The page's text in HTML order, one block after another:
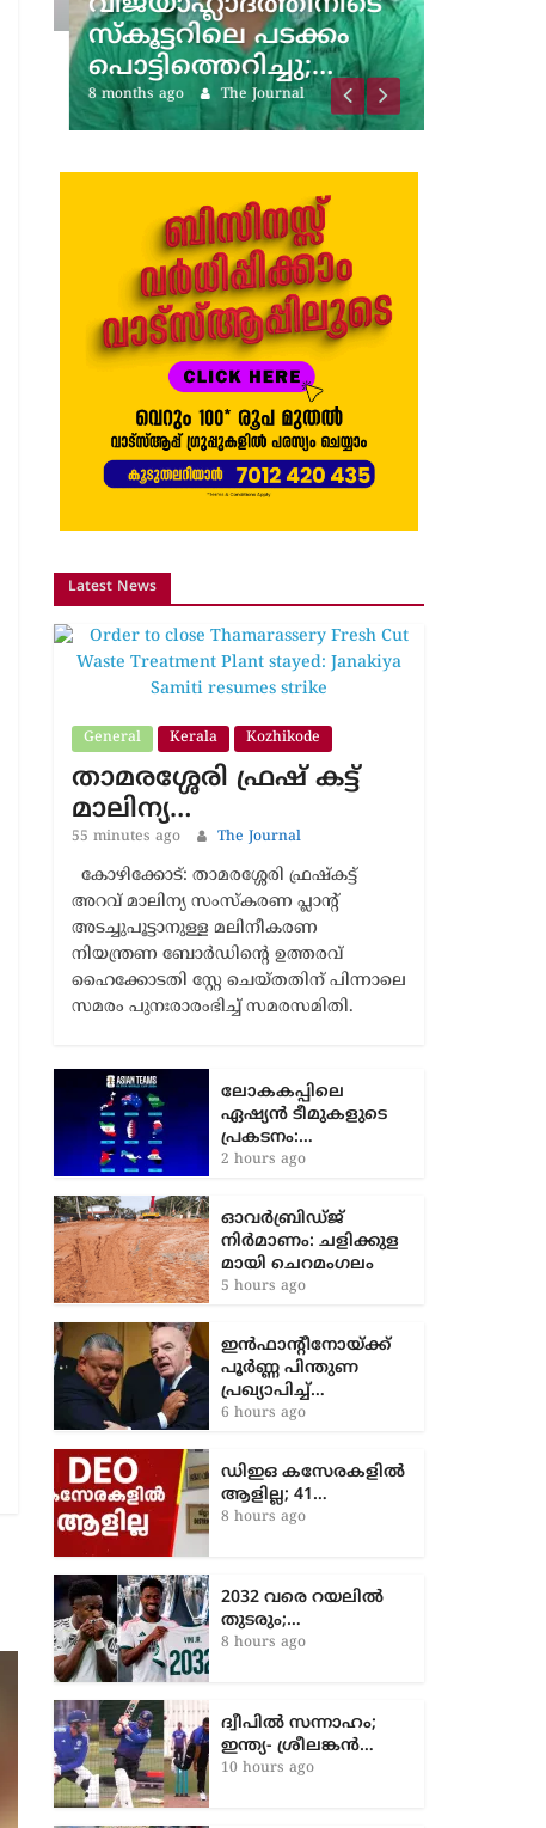
സ്കൂട്ടറിലെ പടക്കം
പൊട്ടിത്തെറിച്ചു;…
8 months ago The Journal
Latest News
General Kerala Kozhikode
താമരശ്ശേരി ഫ്രഷ് കട്ട്
മാലിന്യ…
55 minutes ago The Journal
കോഴിക്കോട്: താമരശ്ശേരി ഫ്രഷ്കട്ട്
അറവ് മാലിന്യ സംസ്‌കരണ പ്ലാന്റ്
അടച്ചുപൂട്ടാനുള്ള മലിനീകരണ
നിയന്ത്രണ ബോർഡിന്റെ ഉത്തരവ്
ഹൈക്കോടതി സ്റ്റേ ചെയ്തതിന് പിന്നാലെ
സമരം പുനഃരാരംഭിച്ച് സമരസമിതി.
ലോകകപ്പിലെ
ഏഷ്യന്‍ ടീമുകളുടെ
പ്രകടനം:…
2 hours ago
ഓവർബ്രിഡ്ജ്
നിർമാണം: ച​ളി​ക്കു​ള​
മാ​യി ചെ​റ​മം​ഗ​ലം
5 hours ago
ഇൻഫാന്റീനോയ്ക്ക്
പൂർണ്ണ പിന്തുണ
പ്രഖ്യാപിച്ച്…
6 hours ago
ഡിഇഒ കസേരകളില്‍
ആളില്ല; 41…
8 hours ago
2032 വരെ റയലിൽ
തുടരും;…
8 hours ago
ദ്വീപിൽ സന്നാഹം;
ഇന്ത്യ- ശ്രീലങ്കൻ…
10 hours ago